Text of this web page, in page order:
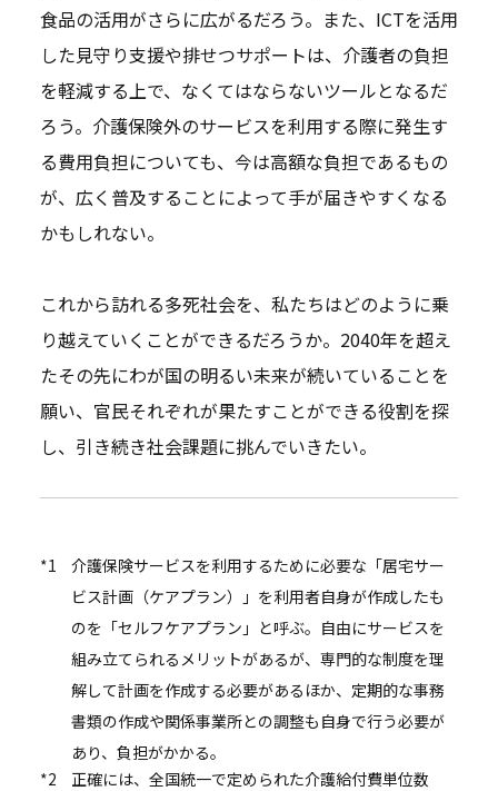
食品の活用がさらに広がるだろう。また、ICTを活用
した見守り支援や排せつサポートは、介護者の負担
を軽減する上で、なくてはならないツールとなるだ
ろう。介護保険外のサービスを利用する際に発生す
る費用負担についても、今は高額な負担であるもの
が、広く普及することによって手が届きやすくなる
かもしれない。
これから訪れる多死社会を、私たちはどのように乗
り越えていくことができるだろうか。2040年を超え
たその先にわが国の明るい未来が続いていることを
願い、官民それぞれが果たすことができる役割を探
し、引き続き社会課題に挑んでいきたい。
*1
介護保険サービスを利用するために必要な「居宅サー
ビス計画（ケアプラン）」を利用者自身が作成したも
のを「セルフケアプラン」と呼ぶ。自由にサービスを
組み立てられるメリットがあるが、専門的な制度を理
解して計画を作成する必要があるほか、定期的な事務
書類の作成や関係事業所との調整も自身で行う必要が
あり、負担がかかる。
*2
正確には、全国統一で定められた介護給付費単位数